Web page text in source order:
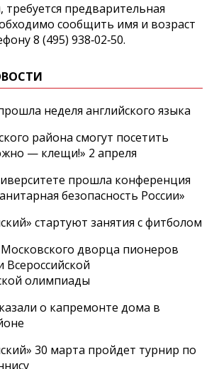
предварительная
сообщить имя и возраст
8 (495) 938‑02‑50.
неделя английского языка
района смогут посетить
— клещи!» 2 апреля
прошла конференция
безопасность России»
стартуют занятия с фитболом
дворца пионеров
Всероссийской
олимпиады
о капремонте дома в
30 марта пройдет турнир по